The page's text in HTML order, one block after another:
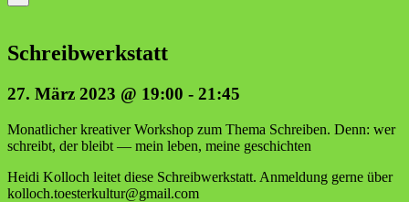
Schreib­werk­statt
27. März 2023 @ 19:00 - 21:45
Monat­li­cher krea­ti­ver Work­shop zum The­ma Schrei­ben. Denn: wer
schreibt, der bleibt — mein leben, mei­ne geschichten
Hei­di Kol­loch lei­tet die­se Schreib­werk­statt. Anmel­dung ger­ne über
kolloch.toesterkultur@gmail.com